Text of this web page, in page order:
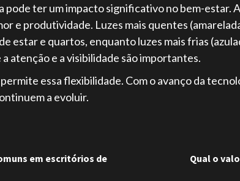
pode ter um impacto significativo no bem-estar.
e produtividade. Luzes mais quentes
estar e quartos, enquanto luzes mais frias
atenção e a visibilidade são importantes.
essa flexibilidade. Com o avanço da
a evoluir.
em escritórios de
Qual o